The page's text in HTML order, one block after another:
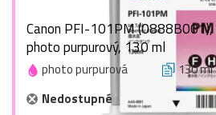
Canon PFI-101PM
photo purpurový, 130 ml
photo purpurová 130 ml
Nedostupné